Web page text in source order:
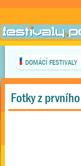
DOMÁCÍ FESTIVALY
Fotky z